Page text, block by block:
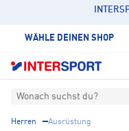
WÄHLE DEINEN SHOP
Wonach suchst du?
Herren Ausrüstung